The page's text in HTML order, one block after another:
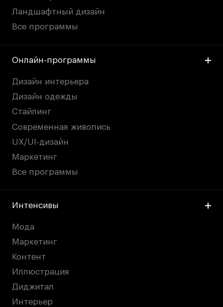
Ландшафтный дизайн
Все программы
Онлайн-программы
Дизайн интерьера
Дизайн одежды
Стайлинг
Современная живопись
UX/UI-дизайн
Маркетинг
Все программы
Интенсивы
Мода
Маркетинг
Контент
Иллюстрация
Диджитал
Интерьер